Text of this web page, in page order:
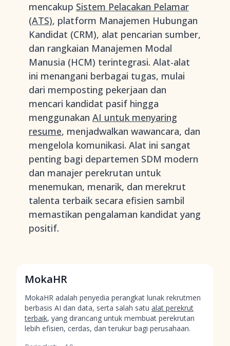
mencakup Sistem Pelacakan Pelamar
(ATS), platform Manajemen Hubungan
Kandidat (CRM), alat pencarian sumber,
dan rangkaian Manajemen Modal
Manusia (HCM) terintegrasi. Alat-alat
ini menangani berbagai tugas, mulai
dari memposting pekerjaan dan
mencari kandidat pasif hingga
menggunakan AI untuk menyaring
resume, menjadwalkan wawancara, dan
mengelola komunikasi. Alat ini sangat
penting bagi departemen SDM modern
dan manajer perekrutan untuk
menemukan, menarik, dan merekrut
talenta terbaik secara efisien sambil
memastikan pengalaman kandidat yang
positif.
MokaHR
MokaHR adalah penyedia perangkat lunak rekrutmen
berbasis AI dan data, serta salah satu alat perekrut
terbaik, yang dirancang untuk membuat perekrutan
lebih efisien, cerdas, dan terukur bagi perusahaan.